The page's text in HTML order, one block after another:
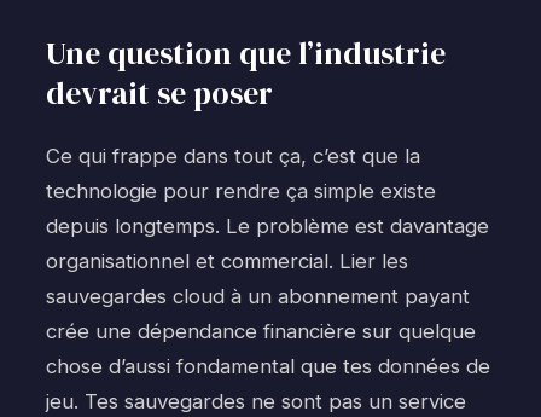
Une question que l’industrie
devrait se poser
Ce qui frappe dans tout ça, c’est que la
technologie pour rendre ça simple existe
depuis longtemps. Le problème est davantage
organisationnel et commercial. Lier les
sauvegardes cloud à un abonnement payant
crée une dépendance financière sur quelque
chose d’aussi fondamental que tes données de
jeu. Tes sauvegardes ne sont pas un service